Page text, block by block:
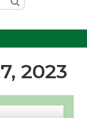
2023